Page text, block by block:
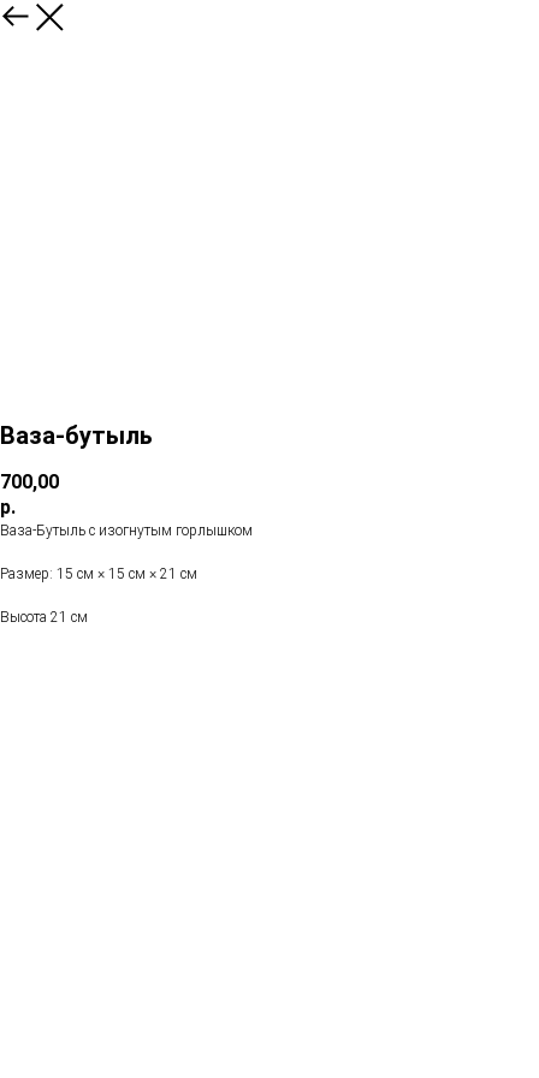
Ваза-бутыль
700,00
р.
Ваза-Бутыль с изогнутым горлышком
Размер: 15 см × 15 см × 21 см
Высота 21 см